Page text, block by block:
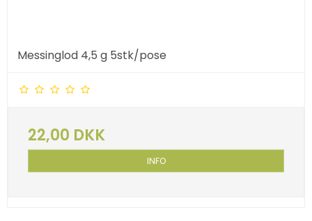
Messinglod 4,5 g 5stk/pose
22,00 DKK
INFO